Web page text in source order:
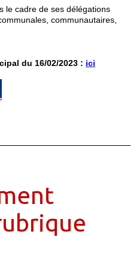
le cadre de ses délégations
communautaires,
du 16/02/2023 : ici